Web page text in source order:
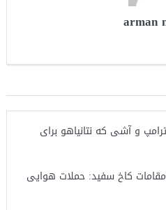
arman
و آشی که نتانیاهو برای
مقامات کاخ سفید: حملات هوایی